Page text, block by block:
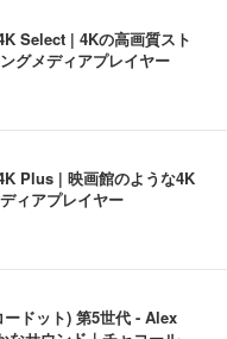
Select | 4Kの高画質スト
グメディアプレイヤー
Plus | 映画館のような4K
ィアプレイヤー
ドット) 第5世代 - Alex